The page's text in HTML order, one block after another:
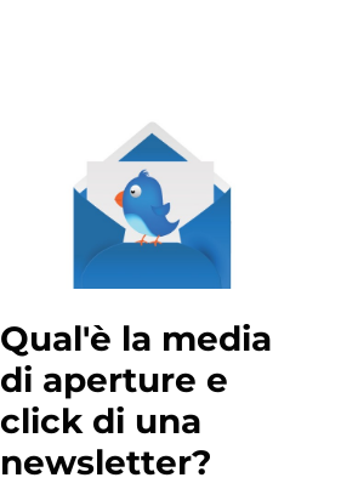
Qual'è la media
di aperture e
click di una
newsletter?